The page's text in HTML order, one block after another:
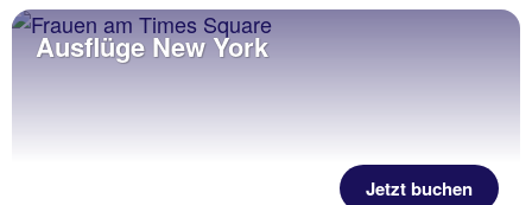
Ausflüge New York
Jetzt buchen